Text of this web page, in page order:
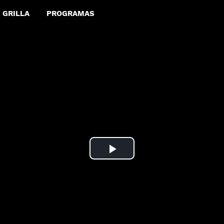
GRILLA PROGRAMAS
Play